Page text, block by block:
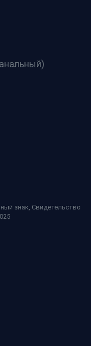
знак, Свидетельство